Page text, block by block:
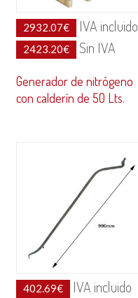
2932.07€ IVA incluido
2423.20€ Sin IVA
Generador de nitrógeno
con calderín de 50 Lts.
402.69€ IVA incluido